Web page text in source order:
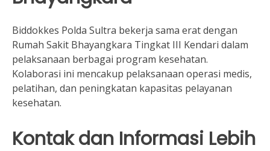
Biddokkes Polda Sultra bekerja sama erat dengan
Rumah Sakit Bhayangkara Tingkat III Kendari dalam
pelaksanaan berbagai program kesehatan.
Kolaborasi ini mencakup pelaksanaan operasi medis,
pelatihan, dan peningkatan kapasitas pelayanan
kesehatan.
Kontak dan Informasi Lebih